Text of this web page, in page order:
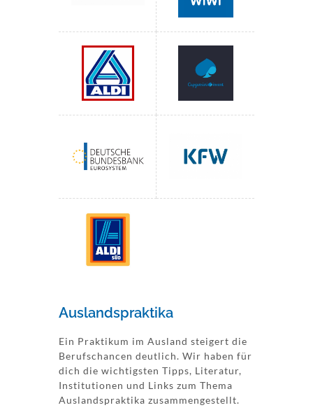
Auslandspraktika
Ein Praktikum im Ausland steigert die
Berufschancen deutlich. Wir haben für
dich die wichtigsten Tipps, Literatur,
Institutionen und Links zum Thema
Auslandspraktika zusammengestellt.